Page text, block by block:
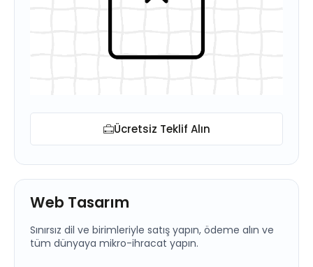
Ücretsiz Teklif Alın
Web Tasarım
Sınırsız dil ve birimleriyle satış yapın, ödeme alın ve
tüm dünyaya mikro-ihracat yapın.